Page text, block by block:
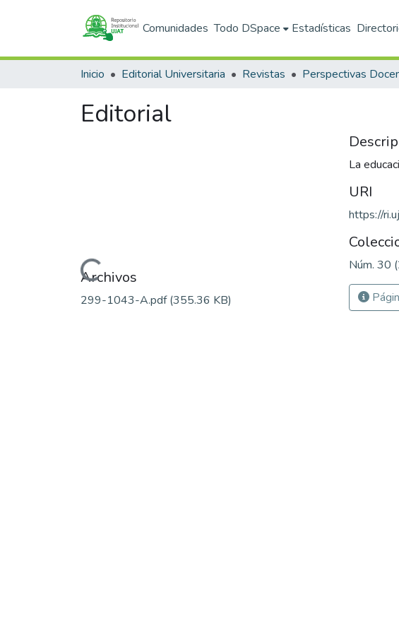
Comunidades Todo DSpace Estadísticas
Inicio Editorial Universitaria Revistas Perspectivas
Editorial
Cargando...
Archivos
299-1043-A.pdf(355.36 KB)
La
URI
https://
Núm. 30